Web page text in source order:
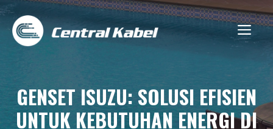
Skip
content
GENSET ISUZU: SOLUSI EFISIEN
UNTUK KEBUTUHAN ENERGI DI